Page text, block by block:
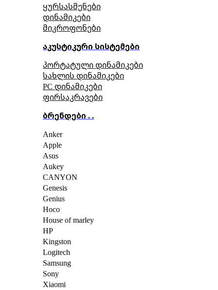
ყურსასმენები
დინამიკები
მიკროფონები
აკუსტიკური სისტემები
პორტატული დინამიკები
სახლის დინამიკები
PC დინამიკები
ფირსაკრავები
ბრენდები . .
Anker
Apple
Asus
Aukey
CANYON
Genesis
Genius
Hoco
House of marley
HP
Kingston
Logitech
Samsung
Sony
Xiaomi